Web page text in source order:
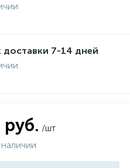
доставки 7-14 дней
/шт